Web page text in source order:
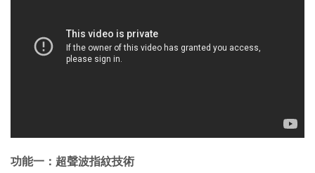
功能一：超聲波指紋技術